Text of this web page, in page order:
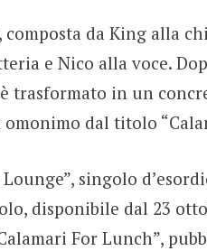
da King alla
e Nico alla voce.
trasformato in un
dal titolo
singolo
disponibile dal 23
For Lunch”,